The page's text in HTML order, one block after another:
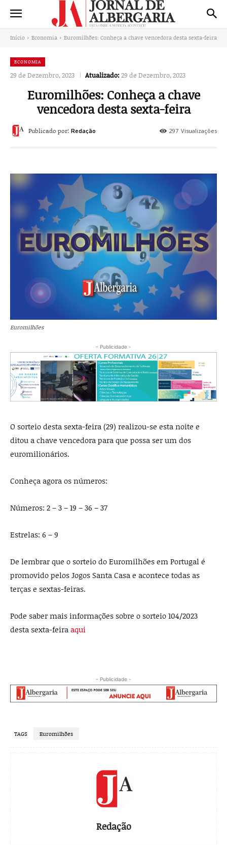
Início Economia Euromilhões: Conheça a chave vencedora desta sexta-feira
ECONOMIA
29 de Dezembro, 2023 Atualizado:29 de Dezembro, 2023
Euromilhões: Conheça a chave
vencedora desta sexta-feira
297 Visualizações
Publicado por: Redação
Euromilhões
- Publicidade -
O sorteio desta sexta-feira (29) realizou-se esta noite e
ditou a chave vencedora para que possa ser um dos
euromilionários.
Conheça agora os números:
Números: 2 – 3 – 19 – 36 – 37
Estrelas: 6 – 9
De lembrar que o sorteio do Euromilhões em Portugal é
promovido pelos Jogos Santa Casa e acontece todas as
terças e sextas-feiras.
Pode saber mais informações sobre o sorteio 104/2023
desta sexta-feira aqui
- Publicidade -
TAGS Euromilhões
Redação